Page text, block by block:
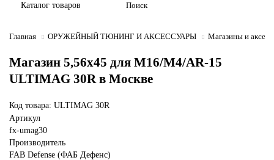
Каталог товаров
Главная ОРУЖЕЙНЫЙ ТЮНИНГ И АКСЕССУАРЫ Магазины и
Магазин 5,56x45 для M16/M4/AR-15
ULTIMAG 30R в Москве
Код товара: ULTIMAG 30R
Артикул
fx-umag30
Производитель
FAB Defense (ФАБ Дефенс)